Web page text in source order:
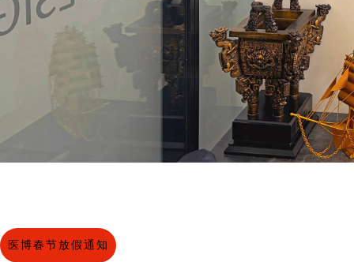
医博春节放假通知